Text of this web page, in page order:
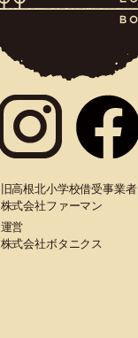
旧高根北小学校借受事業者
株式会社ファーマン
運営
株式会社ボタニクス